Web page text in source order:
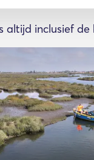
altijd inclusief de